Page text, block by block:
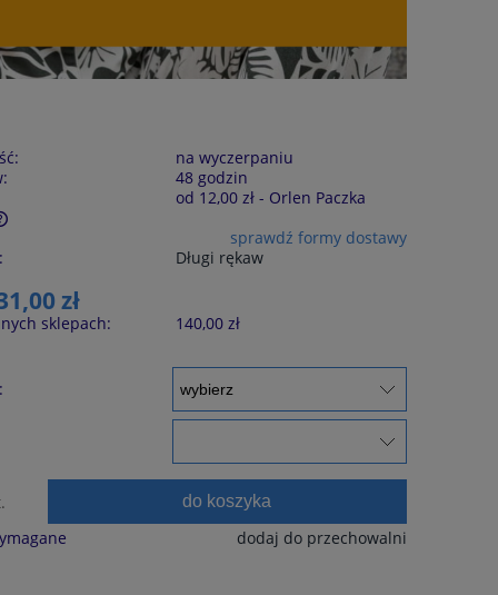
na wyczerpaniu
48 godzin
od 12,00 zł - Orlen Paczka
sprawdź formy dostawy
Długi rękaw
zł
sklepach: 140,00 zł
do koszyka
dodaj do przechowalni